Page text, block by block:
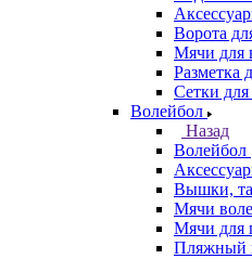
Ворота
Мячи для
Разметка
Сетки
Волейбол
Назад
Волейбол
Вышки,
Мячи
Мячи для
Пляжный